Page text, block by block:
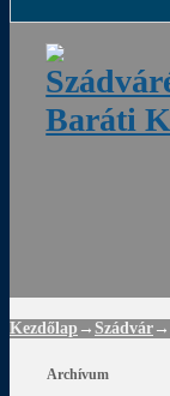
Kezdőlap → Szádvár →
Archívum